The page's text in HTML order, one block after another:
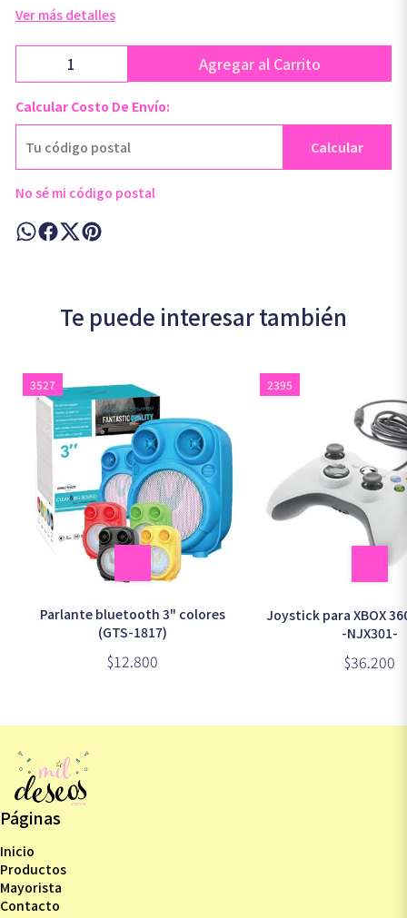
Ver más detalles
Agregar al Carrito
Calcular Costo De Envío:
Calcular
No sé mi código postal
Te puede interesar también
3527
Parlante bluetooth 3" colores
(GTS-1817)
$12.800
2395
Joystick para XBOX
-NJX301-
$36.200
Páginas
Inicio
Productos
Mayorista
Contacto